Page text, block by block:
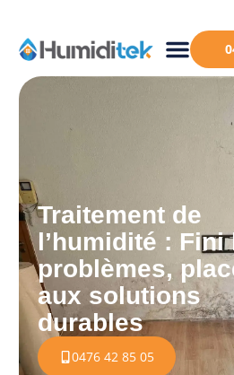
Traitement de
l’humidité : Fini
problèmes,
aux solutions
durables
0476 42 85 05